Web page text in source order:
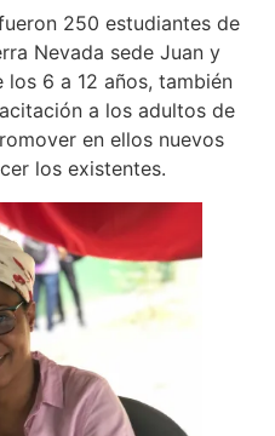
250 estudiantes de
Nevada sede Juan y
los 6 a 12 años, también
a los adultos de
en ellos nuevos
los existentes.